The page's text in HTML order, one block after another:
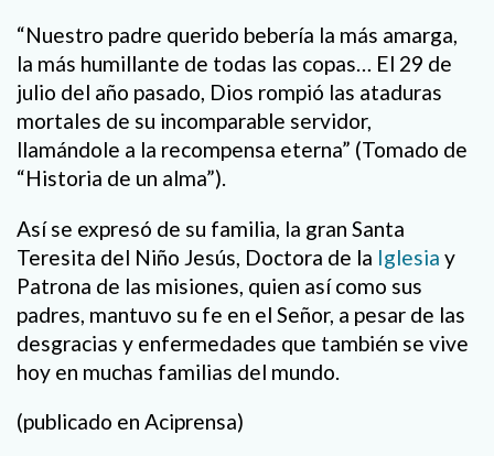
“Nuestro padre querido bebería la más amarga,
la más humillante de todas las copas… El 29 de
julio del año pasado, Dios rompió las ataduras
mortales de su incomparable servidor,
llamándole a la recompensa eterna” (Tomado de
“Historia de un alma”).
Así se expresó de su familia, la gran Santa
Teresita del Niño Jesús, Doctora de la Iglesia y
Patrona de las misiones, quien así como sus
padres, mantuvo su fe en el Señor, a pesar de las
desgracias y enfermedades que también se vive
hoy en muchas familias del mundo.
(publicado en Aciprensa)